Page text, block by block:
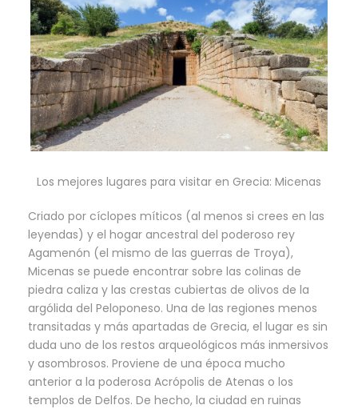
Los mejores lugares para visitar en Grecia: Micenas
Criado por cíclopes míticos (al menos si crees en las
leyendas) y el hogar ancestral del poderoso rey
Agamenón (el mismo de las guerras de Troya),
Micenas se puede encontrar sobre las colinas de
piedra caliza y las crestas cubiertas de olivos de la
argólida del Peloponeso. Una de las regiones menos
transitadas y más apartadas de Grecia, el lugar es sin
duda uno de los restos arqueológicos más inmersivos
y asombrosos. Proviene de una época mucho
anterior a la poderosa Acrópolis de Atenas o los
templos de Delfos. De hecho, la ciudad en ruinas